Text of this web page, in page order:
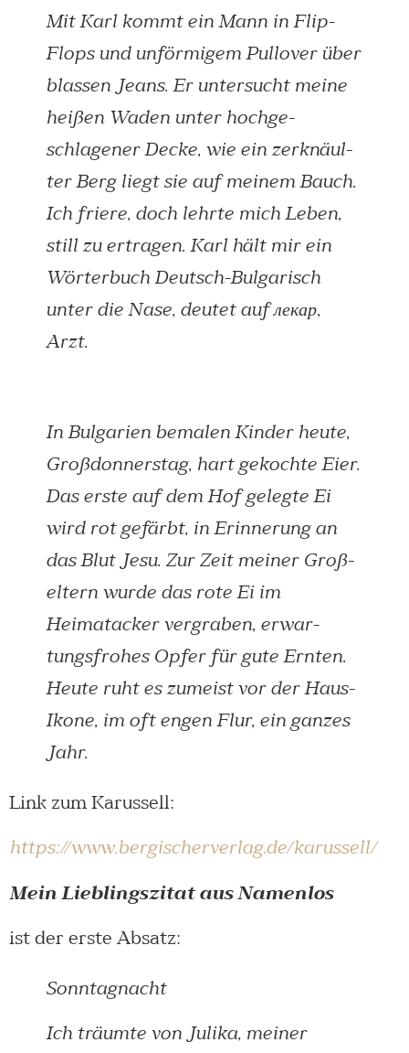
Mit Karl kommt ein Mann in Flip-
Flops und un­förmigem Pullover über
blassen Jeans. Er un­tersucht meine
heißen Waden unter hochge­
schlagener Decke, wie ein zer­knäul­
ter Berg liegt sie auf meinem Bauch.
Ich friere, doch lehrte mich Leben,
still zu ertra­gen. Karl hält mir ein
Wörter­buch Deutsch-Bulgarisch
unter die Nase, deutet auf лекар,
Arzt.
In Bulgarien bemalen Kinder heute,
Großdonnerstag, hart ge­kochte Eier.
Das erste auf dem Hof gelegte Ei
wird rot ge­färbt, in Erinnerung an
das Blut Jesu. Zur Zeit meiner Groß­
el­tern wurde das rote Ei im
Heimatacker vergraben, er­war­
tungs­frohes Opfer für gute Ernten.
Heute ruht es zumeist vor der Haus-
Ikone, im oft engen Flur, ein ganzes
Jahr.
Link zum Karussell:
https://www.bergischerverlag.de/karussell/
Mein Lieblingszitat aus Namenlos
ist der erste Absatz:
Sonntagnacht
Ich träumte von Julika, meiner